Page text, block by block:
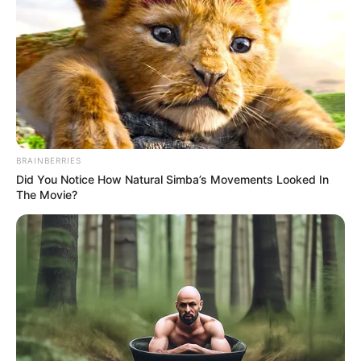
Újabb kellemetlen részletek kerültek elő a
Külgazdasági és Külügyminisztérium korábbi
szerződéseiből. Az RTL Híradó birtokába került
BRAINBERRIES
Did You Notice How Natural Simba’s Movements Looked In
The Movie?